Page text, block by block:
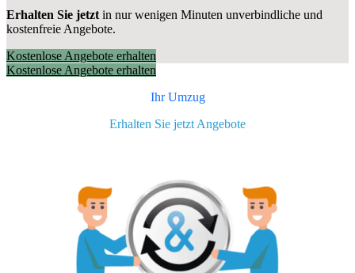
Erhalten Sie jetzt in nur wenigen Minuten unverbindliche und
kostenfreie Angebote.
Kostenlose Angebote erhalten
Kostenlose Angebote erhalten
Ihr Umzug
Erhalten Sie jetzt Angebote